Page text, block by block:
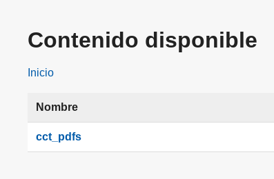
Contenido disponible
Inicio
Nombre
cct_pdfs